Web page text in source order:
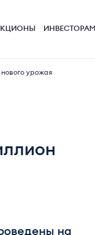
ИНВЕСТОРАМ
урожая
на